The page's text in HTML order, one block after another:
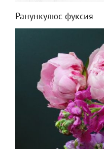
Ранункулюс фуксия